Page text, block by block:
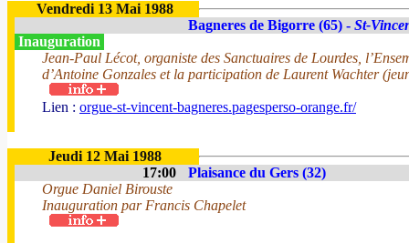
Vendredi 13 Mai 1988
Bagneres de Bigorre (65) - St-
Inauguration
Jean-Paul Lécot, organiste des Sanctuaires de Lourdes,
d’Antoine Gonzales et la participation de Laurent Wachter
Lien : orgue-st-vincent-bagneres.pagesperso-orange.fr/
Jeudi 12 Mai 1988
17:00
Plaisance du Gers (32)
Orgue Daniel Birouste
Inauguration par Francis Chapelet